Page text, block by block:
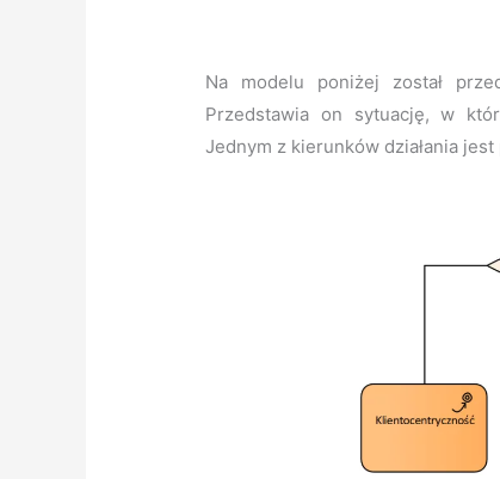
Na modelu poniżej został
Przedstawia on sytuację, w
Jednym z kierunków działania